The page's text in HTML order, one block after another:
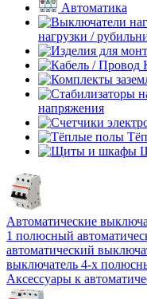
Автоматика
нагрузки /
напряжения
Автоматические
1 полюсный
автоматический
выключатель 4-х
Аксессуары к